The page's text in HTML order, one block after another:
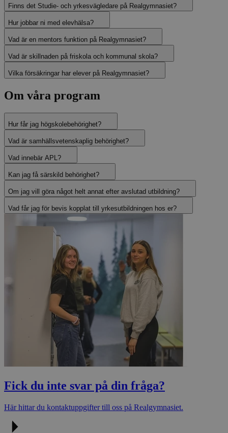
Finns det Studie- och yrkesvägledare på Realgymnasiet?
Hur jobbar ni med elevhälsa?
Vad är en mentors funktion på Realgymnasiet?
Vad är skillnaden på friskola och kommunal skola?
Vilka försäkringar har elever på Realgymnasiet?
Om våra program
Hur får jag högskolebehörighet?
Vad är samhällsvetenskaplig behörighet?
Vad innebär APL?
Kan jag få särskild behörighet?
Om jag vill göra något helt annat efter avslutad utbildning?
Vad får jag för bevis kopplat till yrkesutbildningen hos er?
Fick du inte svar på din fråga?
Här hittar du kontaktuppgifter till oss på Realgymnasiet.